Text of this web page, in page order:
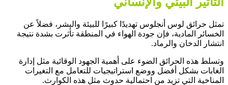
تمثل حرائق لوس أنجلوس تهديدًا كبيرًا للبيئة والبشر، فضلاً عن
الخسائر المادية، فإن جودة الهواء في المنطقة تأثرت بشدة نتيجة
انتشار الدخان والرماد.
وتسلط هذه الحرائق الضوء على أهمية الجهود الوقائية مثل إدارة
الغابات بشكل أفضل ووضع استراتيجيات للتعامل مع التغيرات
المناخية التي تزيد من احتمالية حدوث مثل هذه الكوارث.